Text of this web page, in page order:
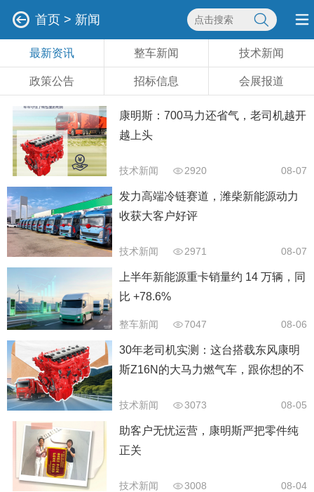
首页 > 新闻
最新资讯 整车新闻 技术新闻
政策公告 招标信息 会展报道
康明斯：700马力还省气，老司机越开
越上头
技术新闻 2920 08-07
发力高端冷链赛道，潍柴新能源动力
收获大客户好评
技术新闻 2971 08-07
上半年新能源重卡销量约 14 万辆，同
比 +78.6%
整车新闻 7047 08-06
30年老司机实测：这台搭载东风康明
斯Z16N的大马力燃气车，跟你想的不
技术新闻 3073 08-05
助客户无忧运营，康明斯严把零件纯
正关
技术新闻 3008 08-04